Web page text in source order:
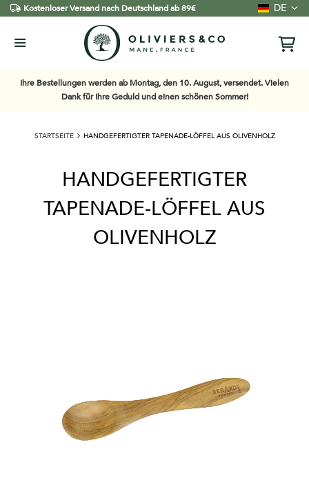
Kostenloser Versand nach Deutschland ab 89€ Sprache
DE
Ihre Bestellungen werden ab Montag, den 10. August, versendet. Vielen
Dank für Ihre Geduld und einen schönen Sommer!
STARTSEITE HANDGEFERTIGTER TAPENADE-LÖFFEL AUS OLIVENHOLZ
HANDGEFERTIGTER
TAPENADE-LÖFFEL AUS
OLIVENHOLZ